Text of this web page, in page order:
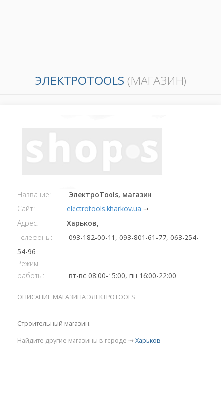
ЭЛЕКТРОTOOLS (МАГАЗИН)
Название:
ЭлектроTools, магазин
Сайт:
electrotools.kharkov.ua ⇢
Адрес:
Харьков,
Телефоны:
093-182-00-11, 093-801-61-77, 063-254-
54-96
Режим
работы:
вт-вс 08:00-15:00, пн 16:00-22:00
ОПИСАНИЕ МАГАЗИНА ЭЛЕКТРОTOOLS
Строительный магазин.
Найдите другие магазины в городе ⇢ Харьков